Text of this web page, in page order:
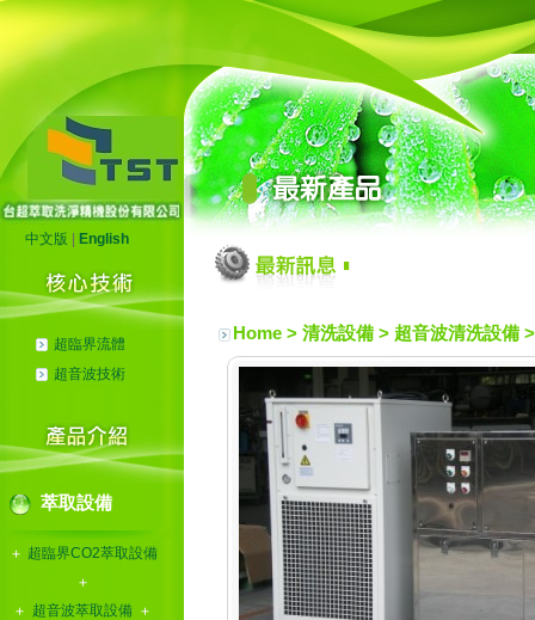
中文版 English
超臨界流體
超音波技術
萃取設備
超臨界CO2萃取設備
超音波萃取設備
Home > 清洗設備 > 超音波清洗設備